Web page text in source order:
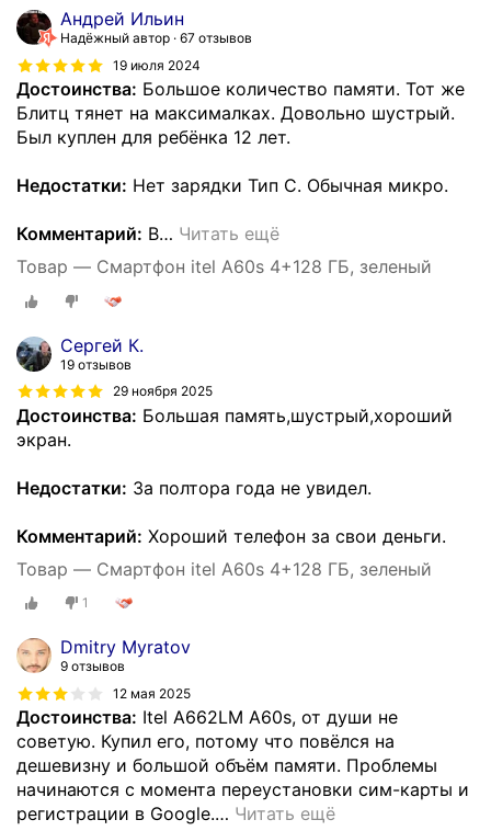
Андрей Ильин
Надёжный автор 67 отзывов
19 июля 2024
Достоинства: Большое количество памяти. Тот же
Блитц тянет на максималках. Довольно шустрый.
Был куплен для ребёнка 12 лет.
Недостатки: Нет зарядки Тип С. Обычная микро.
Комментарий: В… Читать ещё
Товар — Смартфон itel A60s 4+128 ГБ, зеленый
Сергей К.
19 отзывов
29 ноября 2025
Достоинства: Большая память,шустрый,хороший
экран.
Недостатки: За полтора года не увидел.
Комментарий: Хороший телефон за свои деньги.
Товар — Смартфон itel A60s 4+128 ГБ, зеленый
1
Dmitry Myratov
9 отзывов
12 мая 2025
Достоинства: Itel A662LM A60s, от души не
советую. Купил его, потому что повёлся на
дешевизну и большой объём памяти. Проблемы
начинаются с момента переустановки сим-карты и
регистрации в Google.… Читать ещё